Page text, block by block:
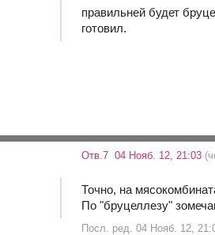
правильней будет
готовил.
Отв.7 04 Нояб. 12, 21:03
Точно, на
По "бруцеллезу"
Посл. ред. 04 Нояб. 12,